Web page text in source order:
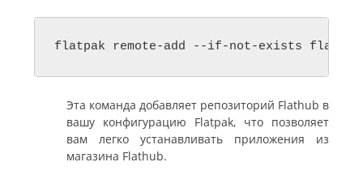
flatpak remote-add --if-not-exists
Эта команда добавляет репозиторий Flathub в
вашу конфигурацию Flatpak, что позволяет
вам легко устанавливать приложения из
магазина Flathub.